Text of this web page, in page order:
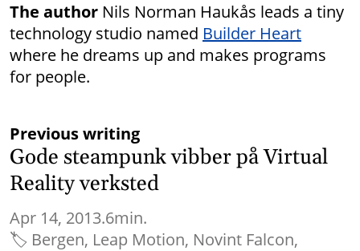
The author Nils Norman Haukås leads a tiny
technology studio named Builder Heart
where he dreams up and makes programs
for people.
Previous writing
Gode steampunk vibber på Virtual
Reality verksted
Apr 14, 2013.6min.
🏷 Bergen Leap Motion Novint Falcon